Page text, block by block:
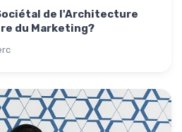
de l'Architecture
du Marketing?